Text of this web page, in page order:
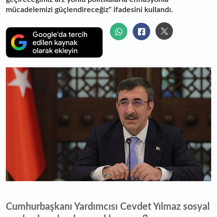
mücadelemizi güçlendireceğiz" ifadesini kullandı.
Cumhurbaşkanı Yardımcısı Cevdet Yılmaz sosyal